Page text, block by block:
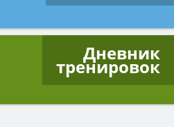
Дневник
тренировок